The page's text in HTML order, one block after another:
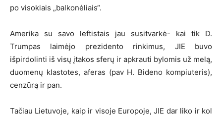
po visokiais „balkonėliais“.
Amerika su savo leftistais jau susitvarkė- kai tik D.
Trumpas laimėjo prezidento rinkimus, JIE buvo
išpirdolinti iš visų įtakos sferų ir apkrauti bylomis už melą,
duomenų klastotes, aferas (pav H. Bideno kompiuteris),
cenzūrą ir pan.
Tačiau Lietuvoje, kaip ir visoje Europoje, JIE dar liko ir kol